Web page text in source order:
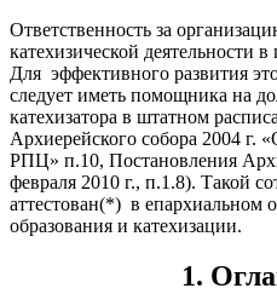
Ответственность за
катехизической деятельности
Для эффективного развития
следует иметь помощника на
катехизатора в штатном
Архиерейского собора 2004 г.
РПЦ» п.10, Постановления
февраля 2010 г., п.1.8). Такой
аттестован(*) в епархиальном
образования и катехизации.
1.